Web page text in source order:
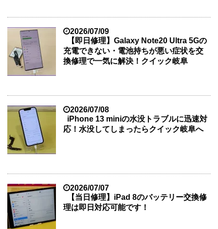
2026/07/09
【即日修理】Galaxy Note20 Ultra 5Gの
充電できない・電池持ちが悪い症状を交
換修理で一気に解決！クイック岐阜
2026/07/08
iPhone 13 miniの水没トラブルに迅速対
応！水没してしまったらクイック岐阜へ
2026/07/07
【当日修理】iPad 8のバッテリー交換修
理は即日対応可能です！